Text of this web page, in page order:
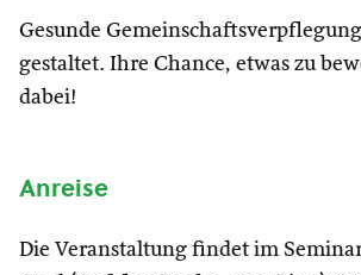
Gesunde
gestaltet. Ihre Chance, etwas zu
dabei!
Anreise
Die Veranstaltung findet im